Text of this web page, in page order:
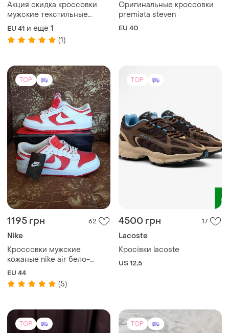
Акция скидка кроссовки
мужские текстильные
черные adidas oztral
EU 41 и еще 1
(1)
Оригинальные кроссовки
premiata steven
EU 40
TOP
1195 грн 62
Nike
Кроссовки мужские
кожаные nike air бело-
красные
EU 44
(5)
TOP
4500 грн 17
Lacoste
Кросівки lacoste
US 12,5
TOP TOP